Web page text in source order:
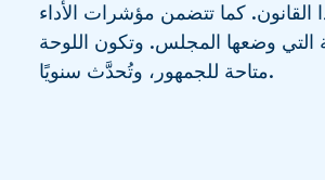
القانون. كما تتضمن مؤشرات الأداء
التي وضعها المجلس. وتكون اللوحة
متاحة للجمهور، وتُحدَّث سنويًا.